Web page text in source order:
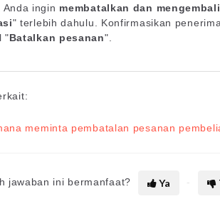
Anda ingin membatalkan dan
" terlebih dahulu. Konfirmasikan
"Batalkan pesanan".
meminta pembatalan pesanan
jawaban ini bermanfaat? Ya